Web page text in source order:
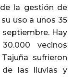
la gestión de
uso a unos 35
Hay
vecinos
sufrieron
las lluvias y